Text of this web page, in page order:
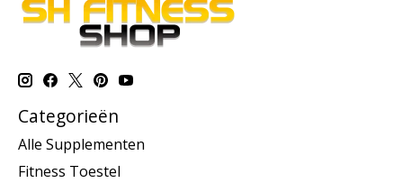
Categorieën
Alle Supplementen
Fitness Toestel